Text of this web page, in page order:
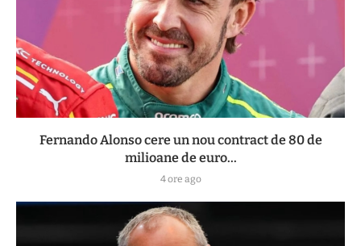
Fernando Alonso cere un nou contract de 80 de
milioane de euro...
4 ore ago